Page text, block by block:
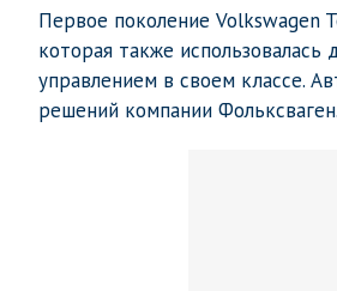
Первое поколение Volkswagen
которая также использовалась
управлением в своем классе.
решений компании Фольксваген.